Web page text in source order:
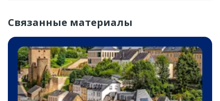
Связанные материалы